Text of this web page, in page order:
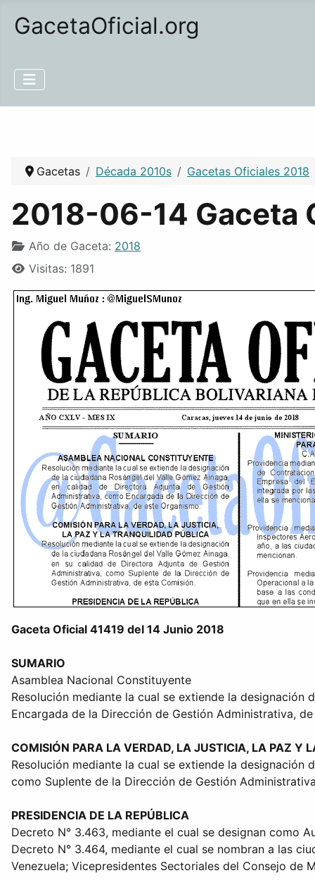
GacetaOficial.org
Gacetas Década 2010s Gacetas Oficiales 2018
2018-06-14 Gaceta
Año de Gaceta: 2018
Visitas: 1891
Gaceta Oficial 41419 del 14 Junio 2018
SUMARIO
Asamblea Nacional Constituyente
Resolución mediante la cual se extiende la
Encargada de la Dirección de Gestión Administrativa,
COMISIÓN PARA LA VERDAD, LA JUSTICIA, LA PAZ Y
Resolución mediante la cual se extiende la designación
como Suplente de la Dirección de Gestión
PRESIDENCIA DE LA REPÚBLICA
Decreto N° 3.463, mediante el cual se designan como
Decreto N° 3.464, mediante el cual se nombran a las
Venezuela; Vicepresidentes Sectoriales del Consejo de